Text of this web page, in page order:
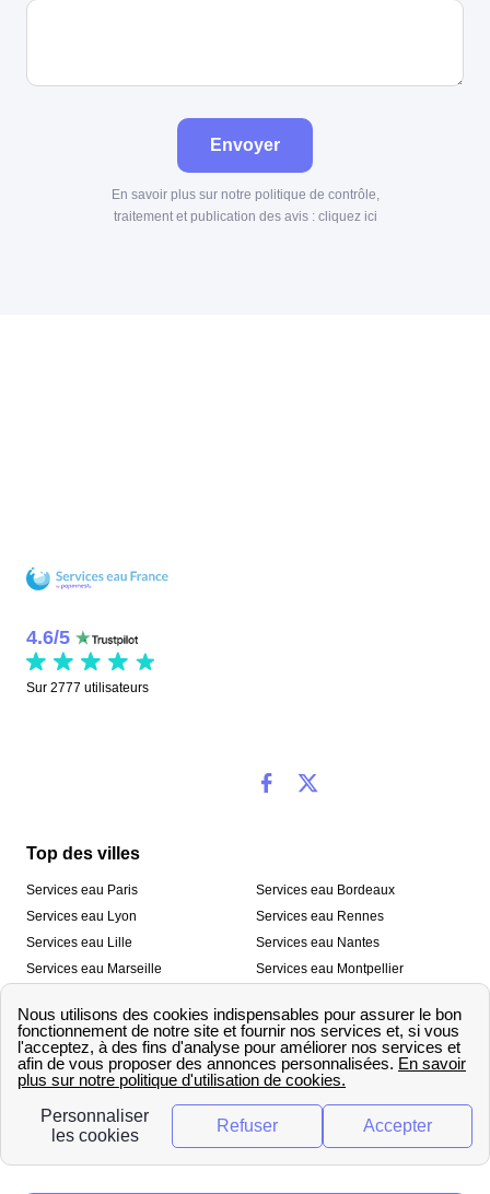
Envoyer
En savoir plus sur notre politique de contrôle,
traitement et publication des avis : cliquez ici
4.6/5
Sur 2777 utilisateurs
Top des villes
Services eau Paris
Services eau Lyon
Services eau Lille
Services eau Marseille
Services eau Toulon
Services eau Bordeaux
Services eau Rennes
Services eau Nantes
Services eau Montpellier
Services eau Strasbourg
Nos outils
🛁 Simulateur consommation eau
💧 Comparer les fournisseurs
d’eau